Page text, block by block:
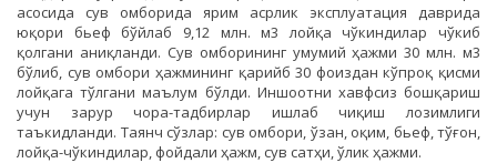
асосида сув омборида ярим асрлик эксплуатация даврида
юқори бьеф бўйлаб 9,12 млн. м3 лойқа чўкиндилар чўкиб
қолгани аниқланди. Сув омборининг умумий ҳажми 30 млн. м3
бўлиб, сув омбори ҳажмининг қарийб 30 фоиздан кўпроқ қисми
лойқага тўлгани маълум бўлди. Иншоотни хавфсиз бошқариш
учун зарур чора-тадбирлар ишлаб чиқиш лозимлиги
таъкидланди. Таянч сўзлар: сув омбори, ўзан, оқим, бьеф, тўғон,
лойқа-чўкиндилар, фойдали ҳажм, сув сатҳи, ўлик ҳажми.